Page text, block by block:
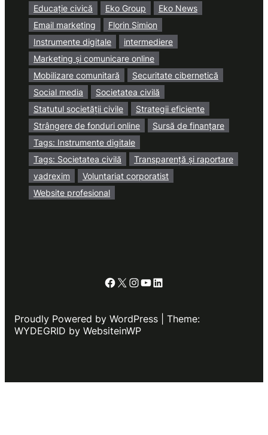
Educație civică
Eko Group
Eko News
Email marketing
Florin Simion
Instrumente digitale
intermediere
Marketing și comunicare online
Mobilizare comunitară
Securitate cibernetică
Social media
Societatea civilă
Statutul societății civile
Strategii eficiente
Strângere de fonduri online
Sursă de finanțare
Tags: Instrumente digitale
Tags: Societatea civilă
Transparență și raportare
vadrexim
Voluntariat corporatist
Website profesional
Facebook
X Instagram
YouTube
LinkedIn
Proudly Powered by WordPress | Theme:
WYDEGRID by WebsiteinWP